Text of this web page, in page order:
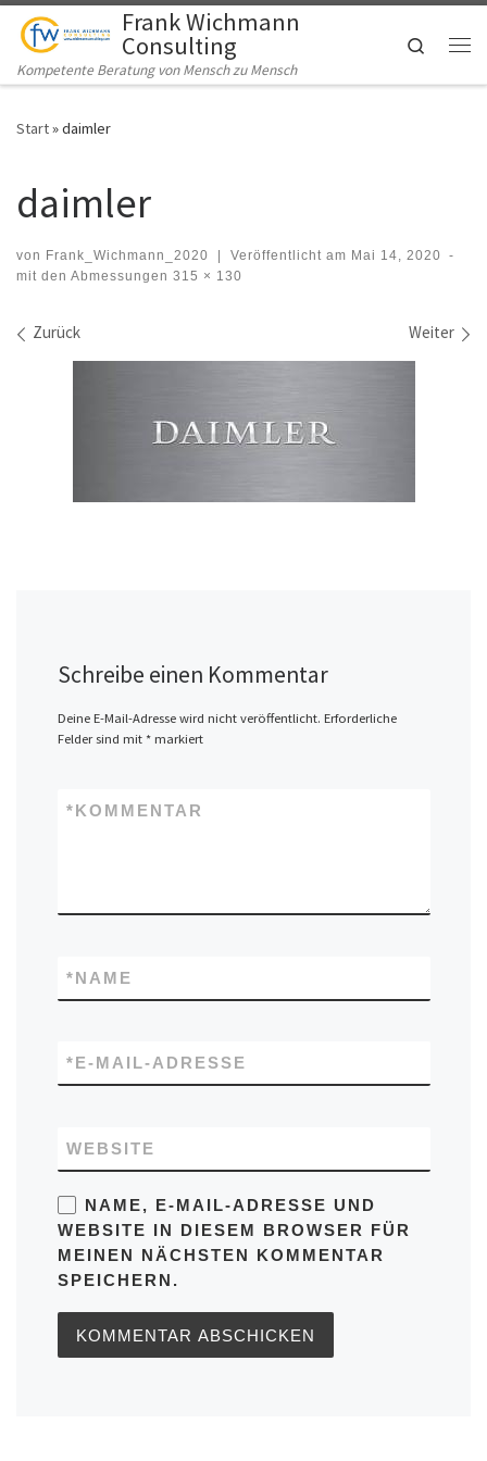
Zum Inhalt springenFrank Wichmann
Consulting
Kompetente Beratung von Mensch zu Mensch
Search
Start»daimler
daimler
von Frank_Wichmann_2020 | Veröffentlicht am Mai 14, 2020 -
mit den Abmessungen 315 × 130
Bilder Navigation
Zurück Weiter
Schreibe einen Kommentar
Deine E-Mail-Adresse wird nicht veröffentlicht. Erforderliche
Felder sind mit *markiert
KOMMENTAR
*
NAME
*
E-MAIL-ADRESSE
*
WEBSITE
NAME, E-MAIL-ADRESSE UND
WEBSITE IN DIESEM BROWSER FÜR
MEINEN NÄCHSTEN KOMMENTAR
SPEICHERN.